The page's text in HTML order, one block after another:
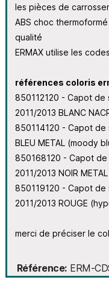
les pièces de
ABS choc
qualité
ERMAX utilise les
références coloris
850112120 - Capot de
2011/2013 BLANC
850114120 - Capot de
BLEU METAL (moody
850168120 - Capot de
2011/2013 NOIR
850119120 - Capot de
2011/2013 ROUGE
merci de préciser le
Référence ERM-